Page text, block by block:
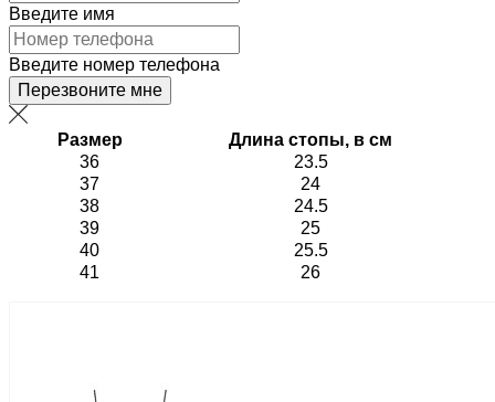
Введите имя
Введите номер телефона
Перезвоните мне
Размер
Длина стопы, в см
36
23.5
37
24
38
24.5
39
25
40
25.5
41
26